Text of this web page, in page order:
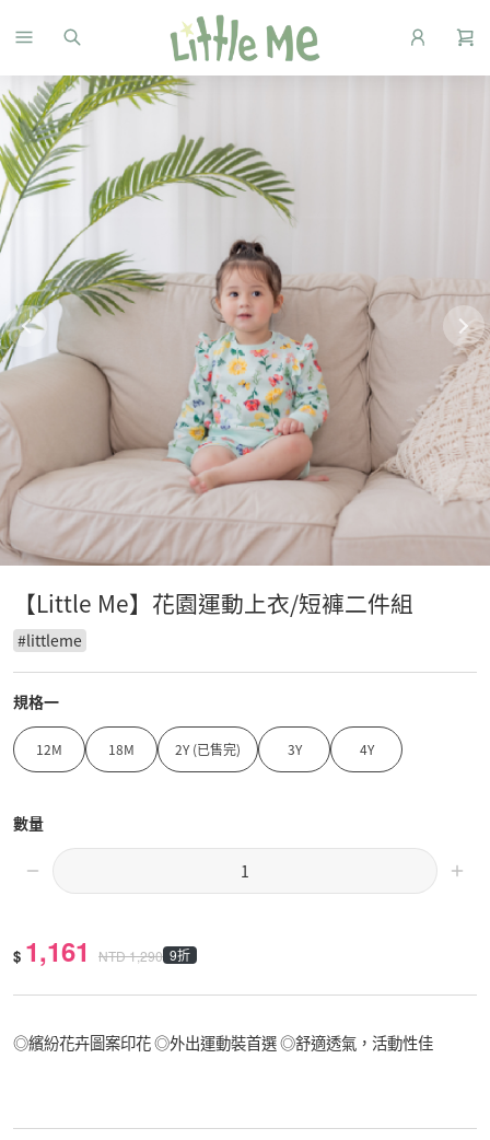
【Little Me】花園運動上衣/短褲二件組
#littleme
規格一
12M 18M 2Y (已售完) 3Y 4Y
數量
$ 1,161 NTD1,290 9折
◎繽紛花卉圖案印花 ◎外出運動裝首選 ◎舒適透氣，活動性佳